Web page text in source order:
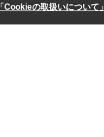
「Cookieの取扱いについて」